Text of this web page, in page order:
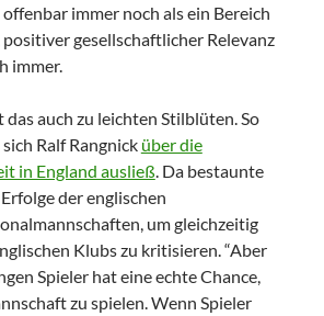
immer noch als ein Bereich
gesellschaftlicher Relevanz
immer.
auch zu leichten Stilblüten. So
Ralf Rangnick über die
in England ausließ. Da bestaunte
der englischen
um gleichzeitig
Klubs zu kritisieren. “Aber
Spieler hat eine echte Chance,
zu spielen. Wenn Spieler